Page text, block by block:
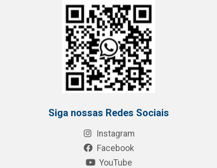
Siga nossas Redes Sociais
Instagram
Facebook
YouTube